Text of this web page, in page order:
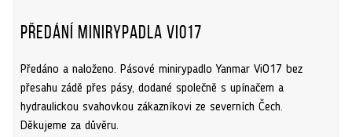
Předání minirypadla ViO17
Předáno a naloženo. Pásové minirypadlo Yanmar ViO17 bez
přesahu zádě přes pásy, dodané společně s upínačem a
hydraulickou svahovkou zákazníkovi ze severních Čech.
Děkujeme za důvěru.